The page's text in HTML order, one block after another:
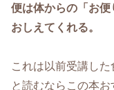
便は体からの「お
おしえてくれる。
これは以前受講し
と読むならこの本お